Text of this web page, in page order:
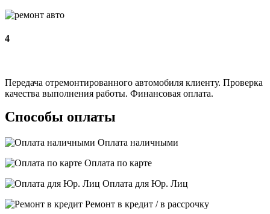
4
Передача отремонтированного автомобиля клиенту. Проверка
качества выполнения работы. Финансовая оплата.
Способы оплаты
Оплата наличными
Оплата по карте
Оплата для Юр. Лиц
Ремонт в кредит / в рассрочку